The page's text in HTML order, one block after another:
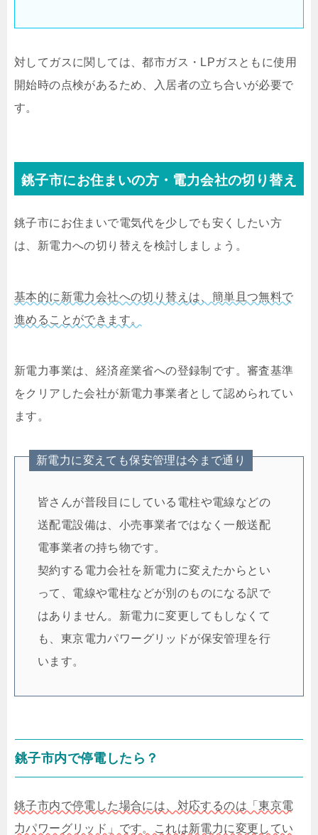
対してガスに関しては、都市ガス・LPガスともに使用
開始時の点検があるため、入居者の立ち合いが必要で
す。
銚子市にお住まいの方・電力会社の切り替え
銚子市にお住まいで電気代を少しでも安くしたい方
は、新電力への切り替えを検討しましょう。
基本的に新電力会社への切り替えは、簡単且つ無料で
進めることができます。
新電力事業は、経済産業省への登録制です。審査基準
をクリアした会社が新電力事業者として認められてい
ます。
新電力に変えても保安管理は今まで通り
皆さんが普段目にしている電柱や電線などの
送配電設備は、小売事業者ではなく一般送配
電事業者の持ち物です。
契約する電力会社を新電力に変えたからとい
って、電線や電柱などが別のものになる訳で
はありません。新電力に変更してもしなくて
も、東京電力パワーグリッドが保安管理を行
います。
銚子市内で停電したら？
銚子市内で停電した場合には、対応するのは「東京電
力パワーグリッド」です。これは新電力に変更してい